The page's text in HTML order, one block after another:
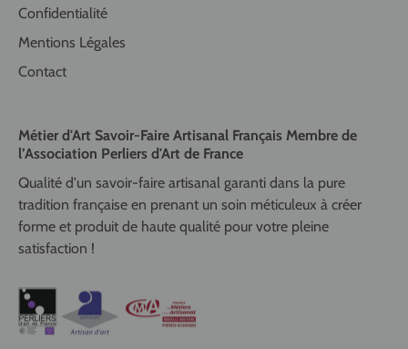
Confidentialité
Mentions Légales
Contact
Métier d'Art Savoir-Faire Artisanal Français Membre de
l’Association Perliers d'Art de France
Qualité d'un savoir-faire artisanal garanti dans la pure
tradition française en prenant un soin méticuleux à créer
forme et produit de haute qualité pour votre pleine
satisfaction !